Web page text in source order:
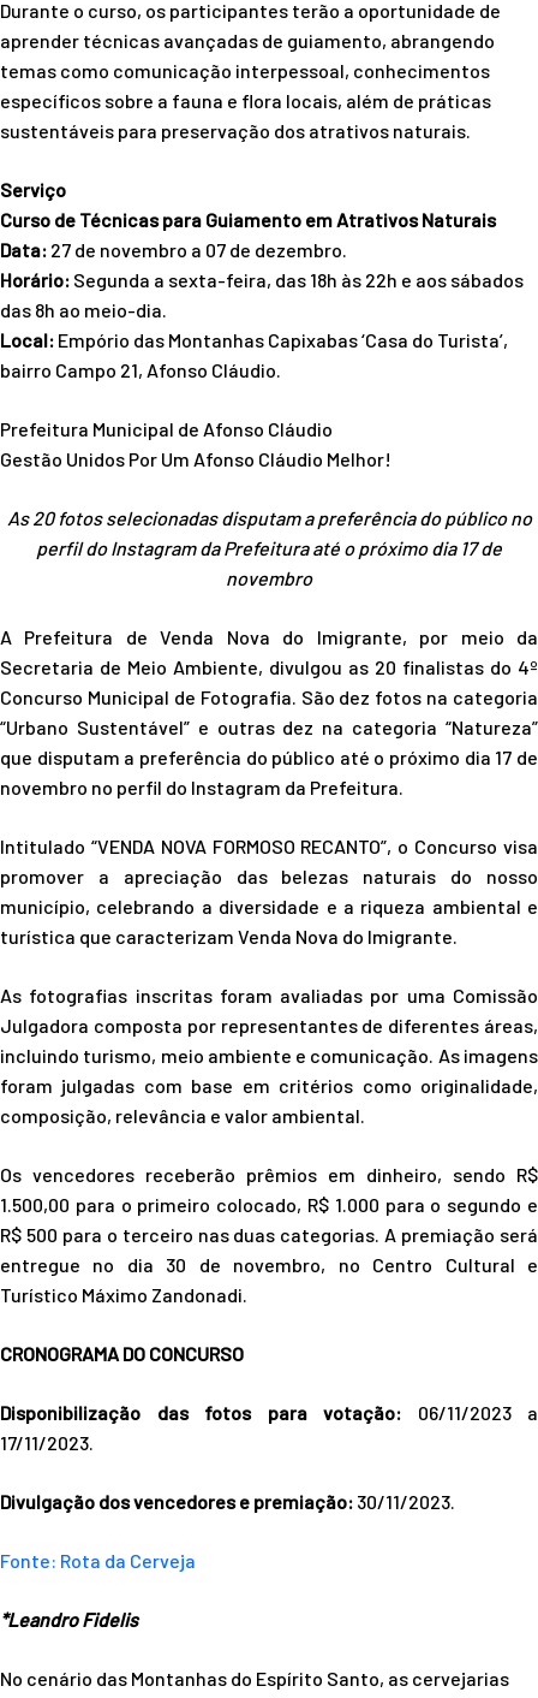
Durante o curso, os participantes terão a oportunidade de
aprender técnicas avançadas de guiamento, abrangendo
temas como comunicação interpessoal, conhecimentos
específicos sobre a fauna e flora locais, além de práticas
sustentáveis para preservação dos atrativos naturais.
Serviço
Curso de Técnicas para Guiamento em Atrativos Naturais
Data: 27 de novembro a 07 de dezembro.
Horário: Segunda a sexta-feira, das 18h às 22h e aos sábados
das 8h ao meio-dia.
Local: Empório das Montanhas Capixabas ‘Casa do Turista’,
bairro Campo 21, Afonso Cláudio.
Prefeitura Municipal de Afonso Cláudio
Gestão Unidos Por Um Afonso Cláudio Melhor!
As 20 fotos selecionadas disputam a preferência do público no
perfil do Instagram da Prefeitura até o próximo dia 17 de
novembro
A Prefeitura de Venda Nova do Imigrante, por meio da
Secretaria de Meio Ambiente, divulgou as 20 finalistas do 4º
Concurso Municipal de Fotografia. São dez fotos na categoria
“Urbano Sustentável” e outras dez na categoria “Natureza”
que disputam a preferência do público até o próximo dia 17 de
novembro no perfil do Instagram da Prefeitura.
Intitulado “VENDA NOVA FORMOSO RECANTO”, o Concurso visa
promover a apreciação das belezas naturais do nosso
município, celebrando a diversidade e a riqueza ambiental e
turística que caracterizam Venda Nova do Imigrante.
As fotografias inscritas foram avaliadas por uma Comissão
Julgadora composta por representantes de diferentes áreas,
incluindo turismo, meio ambiente e comunicação. As imagens
foram julgadas com base em critérios como originalidade,
composição, relevância e valor ambiental.
Os vencedores receberão prêmios em dinheiro, sendo R$
1.500,00 para o primeiro colocado, R$ 1.000 para o segundo e
R$ 500 para o terceiro nas duas categorias. A premiação será
entregue no dia 30 de novembro, no Centro Cultural e
Turístico Máximo Zandonadi.
CRONOGRAMA DO CONCURSO
Disponibilização das fotos para votação: 06/11/2023 a
17/11/2023.
Divulgação dos vencedores e premiação: 30/11/2023.
Fonte: Rota da Cerveja
*Leandro Fidelis
No cenário das Montanhas do Espírito Santo, as cervejarias